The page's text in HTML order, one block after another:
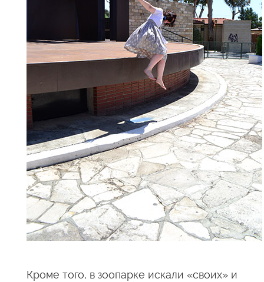
Кроме того, в зоопарке искали «своих» и